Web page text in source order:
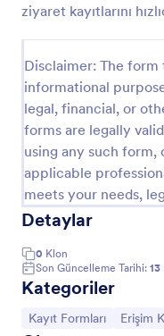
ziyaret kayıtlarını
Disclaimer: The
informational
legal, financial, or
forms are legally
using any such
applicable
meets your needs,
Detaylar
0 Klon
Son Güncelleme Tarihi: 13
Kategoriler
Kategoriye git:
Kayıt Formları Erişim
giriş çıkışlarını ve
toplama sürecini
Go to Category:
Erişim Kontrol